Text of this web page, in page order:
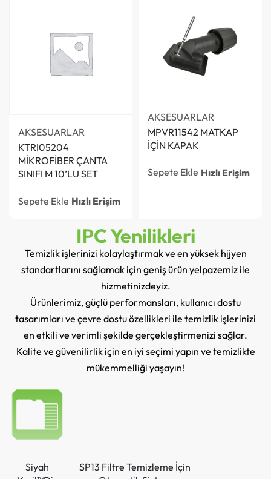
AKSESUARLAR
KTRI05204
MİKROFİBER ÇANTA
SINIFI M 10’LU SET
Sepete Ekle Hızlı Erişim
AKSESUARLAR
MPVR11542 MATKAP
İÇİN KAPAK
Sepete Ekle Hızlı Erişim
IPC Yenilikleri
Temizlik işlerinizi kolaylaştırmak ve en yüksek hijyen
standartlarını sağlamak için geniş ürün yelpazemiz ile
hizmetinizdeyiz.
Ürünlerimiz, güçlü performansları, kullanıcı dostu
tasarımları ve çevre dostu özellikleri ile temizlik işlerinizi
en etkili ve verimli şekilde gerçekleştirmenizi sağlar.
Kalite ve güvenilirlik için en iyi seçimi yapın ve temizlikte
mükemmelliği yaşayın!
Siyah
SP13 Filtre Temizleme İçin